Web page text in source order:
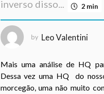
a
n
o
s
g
o
inverso disso...
2 min
by Leo Valentini
Mais uma análise de HQ
Dessa vez uma HQ do
morcegão, uma não muito